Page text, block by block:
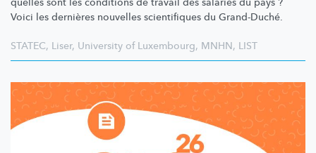
Voici les dernières nouvelles scientifiques du Grand-Duché.
STATEC, Liser, University of Luxembourg, MNHN, LIST